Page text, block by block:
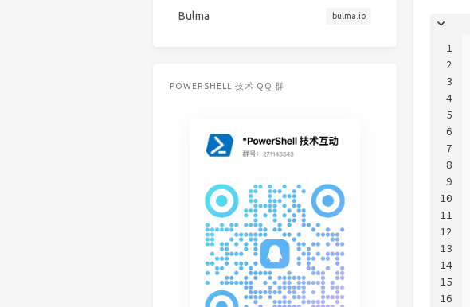
1
2
3
4
5
6
7
8
9
10
11
12
13
14
15
16
Bulma bulma.io
POWERSHELL 技术 QQ 群